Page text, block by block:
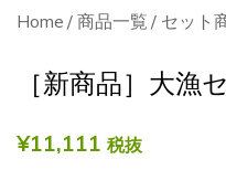
あ
ん
Home 商品一覧 セット
［新商品］大漁
¥11,111 税抜